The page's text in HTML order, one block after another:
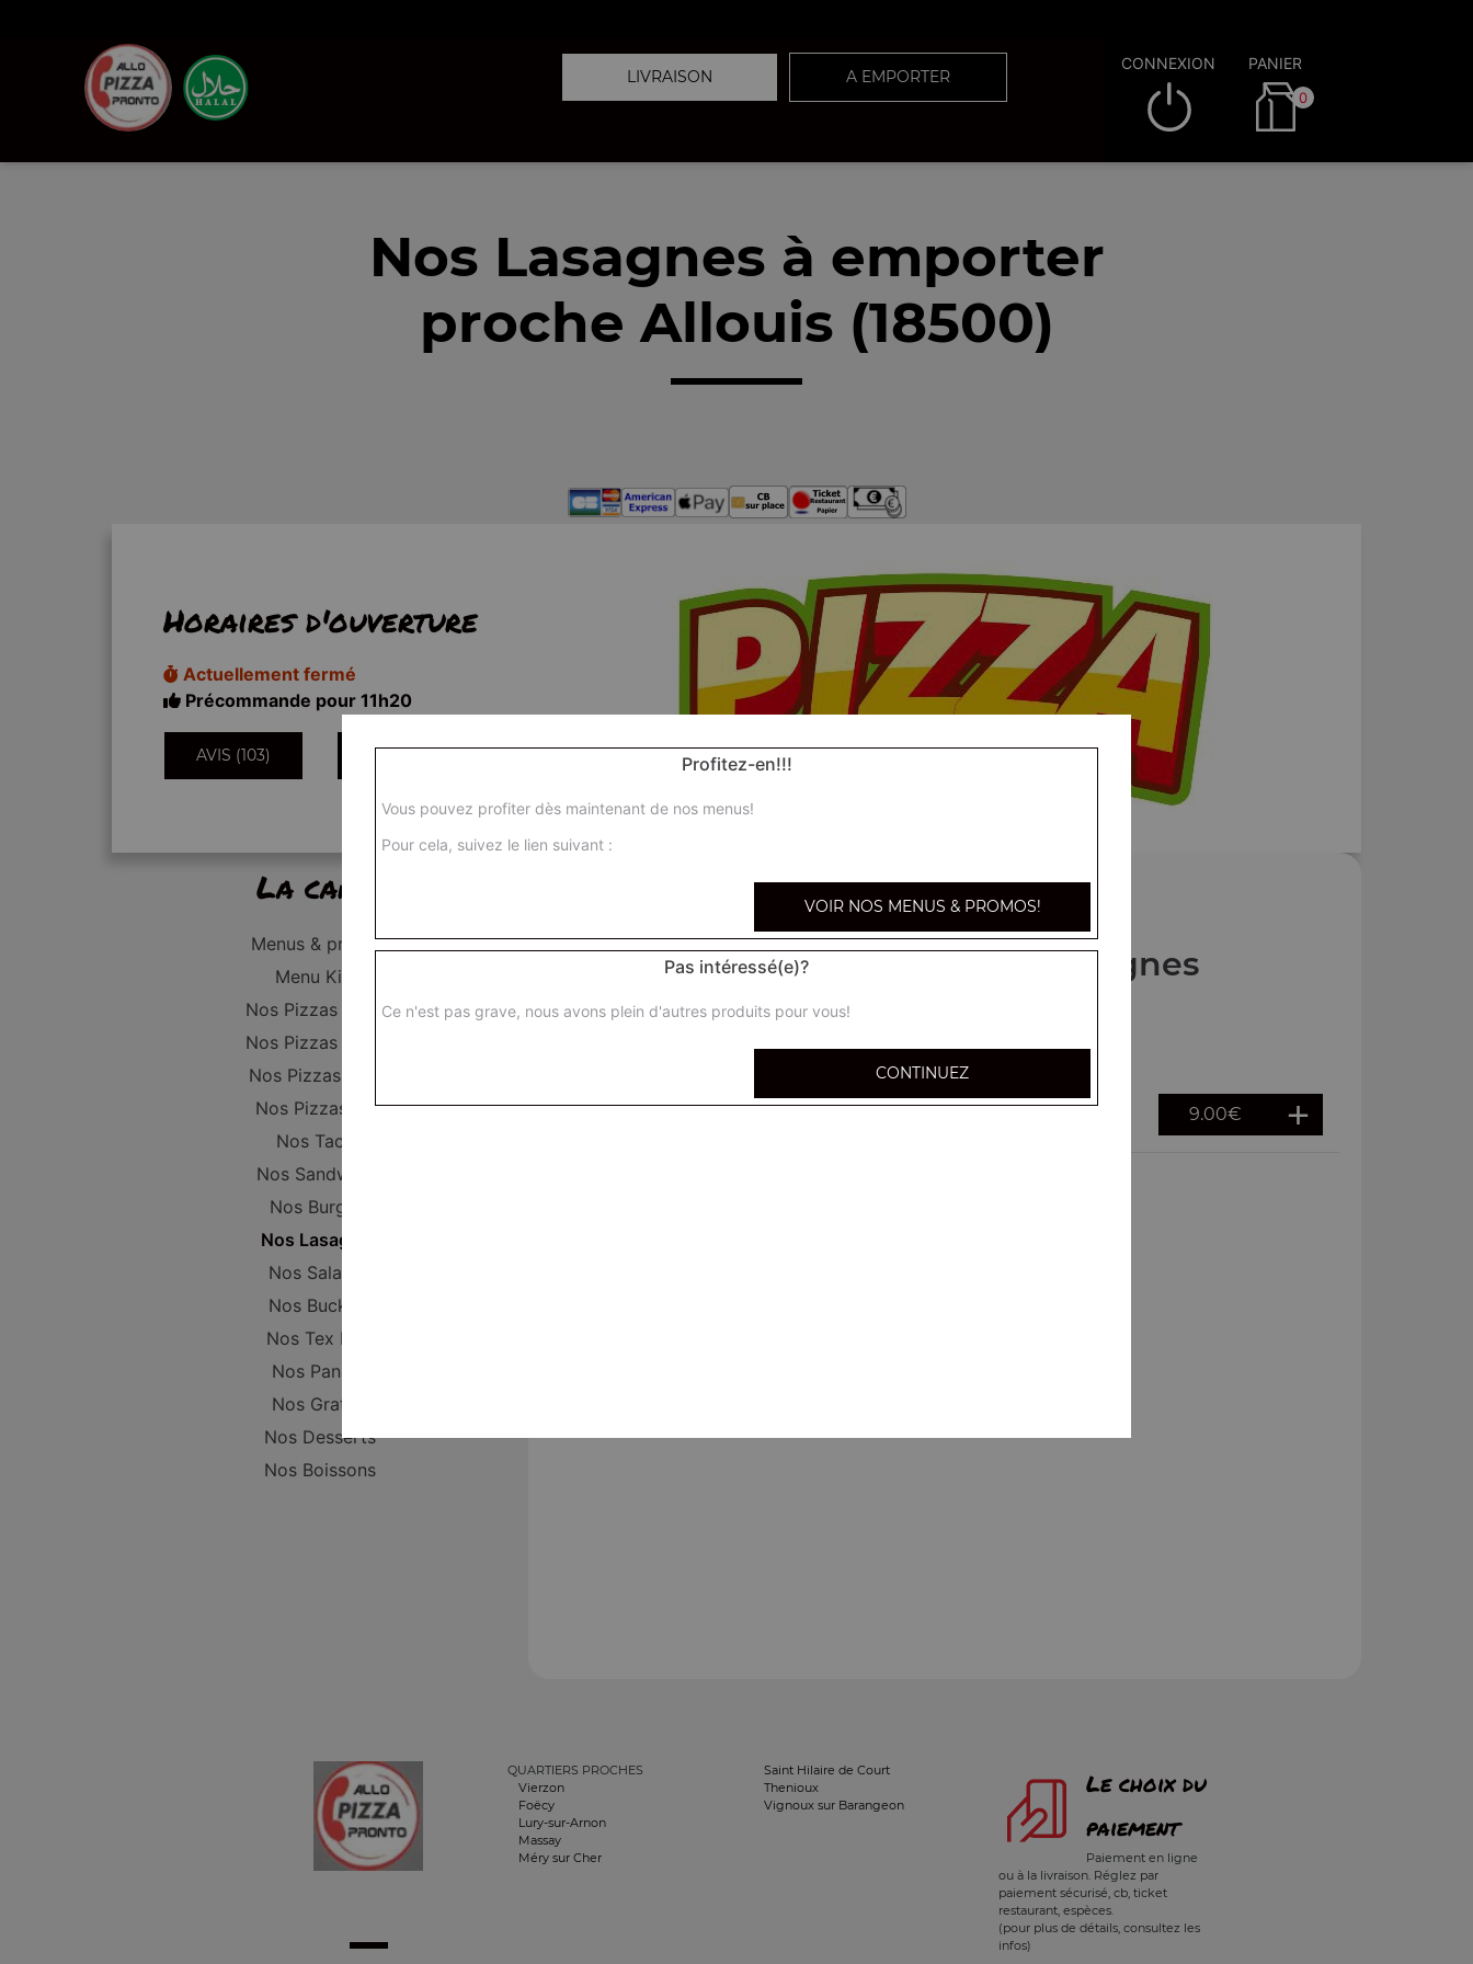
LIVRAISON A EMPORTER
CONNEXION PANIER
0
Nos Lasagnes à emporter
proche Allouis (18500)
Horaires d'ouverture
Actuellement fermé
Précommande pour 11h20
AVIS (103) INFORMATIONS
La carte
Menus & promos
Menu Kid's
Nos Pizzas Junior
Nos Pizzas Sénior
Nos Pizzas Méga
Nos Pizzas XXL
Nos Tacos
Nos Sandwichs
Nos Burgers
Nos Lasagnes
Nos Salades
Nos Buckets
Nos Tex Mex
Nos Paninis
Nos Gratins
Nos Desserts
Nos Boissons
Nos Lasagnes
Lasagnes bolognaise 9.00€
QUARTIERS PROCHES
Vierzon
Foëcy
Lury-sur-Arnon
Massay
Méry sur Cher
Saint Hilaire de Court
Thenioux
Vignoux sur Barangeon
Le choix du
paiement
Paiement en ligne
ou à la livraison. Réglez par
paiement sécurisé, cb, ticket
restaurant, espèces.
(pour plus de détails, consultez les
infos)
Profitez-en!!!
Vous pouvez profiter dès maintenant de nos menus!
Pour cela, suivez le lien suivant :
VOIR NOS MENUS & PROMOS!
Pas intéressé(e)?
Ce n'est pas grave, nous avons plein d'autres produits pour vous!
CONTINUEZ